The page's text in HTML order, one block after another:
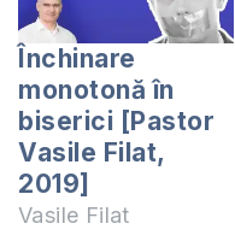
același
funcționalități de
bază ca la Zoom, și
poate fi folosit
pentru studiu biblic
sau comunicare cu
echipa, are chiar și
funția de a…
Închinare
monotonă în
biserici [Pastor
Vasile Filat,
2019]
Vasile Filat